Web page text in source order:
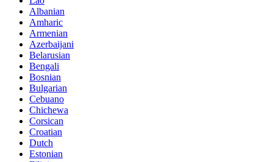
Albanian
Amharic
Armenian
Azerbaijani
Belarusian
Bengali
Bosnian
Bulgarian
Cebuano
Chichewa
Corsican
Croatian
Dutch
Estonian